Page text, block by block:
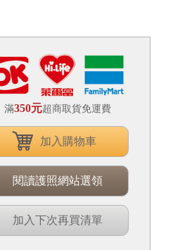
滿350元超商取貨免運費
加入購物車
閱讀護照網站選領
加入下次再買清單